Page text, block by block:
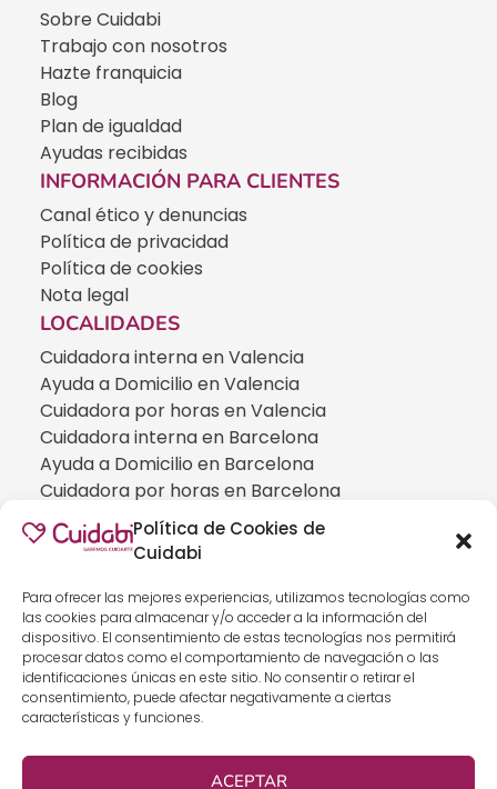
Política de Cookies de
Cuidabi
Para ofrecer las mejores experiencias, utilizamos tecnologías como
las cookies para almacenar y/o acceder a la información del
dispositivo. El consentimiento de estas tecnologías nos permitirá
procesar datos como el comportamiento de navegación o las
identificaciones únicas en este sitio. No consentir o retirar el
consentimiento, puede afectar negativamente a ciertas
características y funciones.
ACEPTAR
Sobre Cuidabi
Trabajo con nosotros
Hazte franquicia
Blog
Plan de igualdad
Ayudas recibidas
INFORMACIÓN PARA CLIENTES
Canal ético y denuncias
Política de privacidad
Política de cookies
Nota legal
LOCALIDADES
Cuidadora interna en Valencia
Ayuda a Domicilio en Valencia
Cuidadora por horas en Valencia
Cuidadora interna en Barcelona
Ayuda a Domicilio en Barcelona
Cuidadora por horas en Barcelona
Cuidadora interna en Madrid
Ayuda a Domicilio en Madrid
CUIDADOS ESPECIALIZADOS
Cuidadoras de personas con Alzheimer
Cuidadoras de personas con Parkinson
Cuidadoras de personas con ELA
Cuidados especializados para personas que